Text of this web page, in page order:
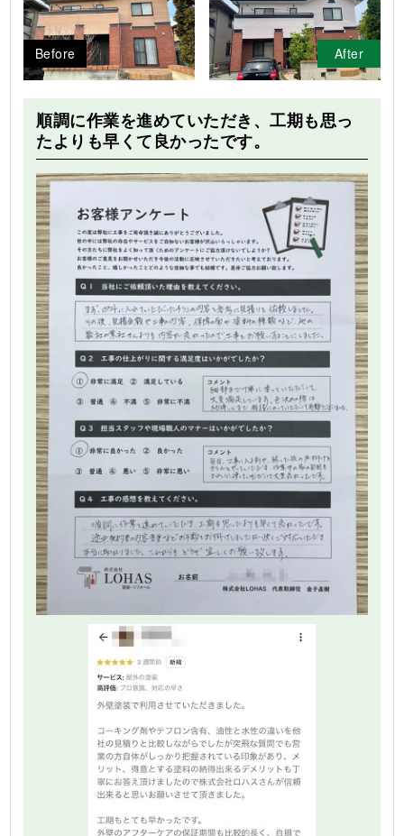
Before After
順調に作業を進めていただき、工期も思っ
たよりも早くて良かったです。